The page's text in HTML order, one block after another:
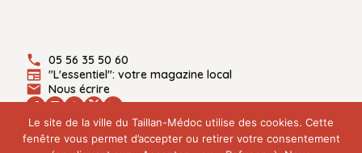
05 56 35 50 60
"L'essentiel": votre magazine local
Nous écrire
Le site de la ville du Taillan-Médoc utilise des cookies. Cette
fenêtre vous permet d’accepter ou retirer votre consentement